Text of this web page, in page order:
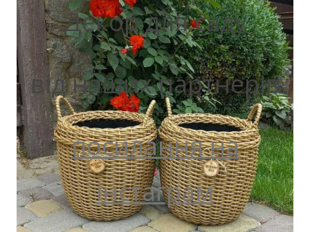
Декор для саду
від наших партнерів
посилання на
інстаграм